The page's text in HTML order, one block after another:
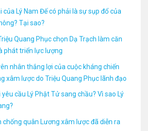
Lý Nam Đế có phải là sự sụp đổ của
Tại sao?
Quang Phục chọn Dạ Trạch làm căn
phát triển lực lượng
nhân thắng lợi của cuộc kháng chiến
xâm lược do Triệu Quang Phục lãnh đạo
cầu Lý Phật Tử sang chầu? Vì sao Lý
chống quân Lương xâm lược đã diễn ra